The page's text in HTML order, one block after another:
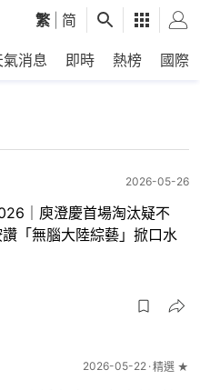
繁 简
氣消息 即時 熱榜 國際
2026-05-26
｜庾澄慶首場淘汰疑不
「無腦大陸綜藝」掀口水
2026-05-22 精選 ★